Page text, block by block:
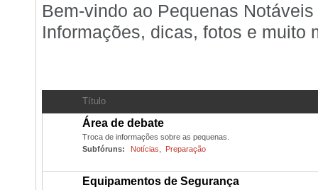
Bem-vindo ao Pequenas
Informações, dicas, fotos e muito
Título
Área de debate
Troca de informações sobre as pequenas.
Subfóruns:
Notícias Preparação
Equipamentos de Segurança